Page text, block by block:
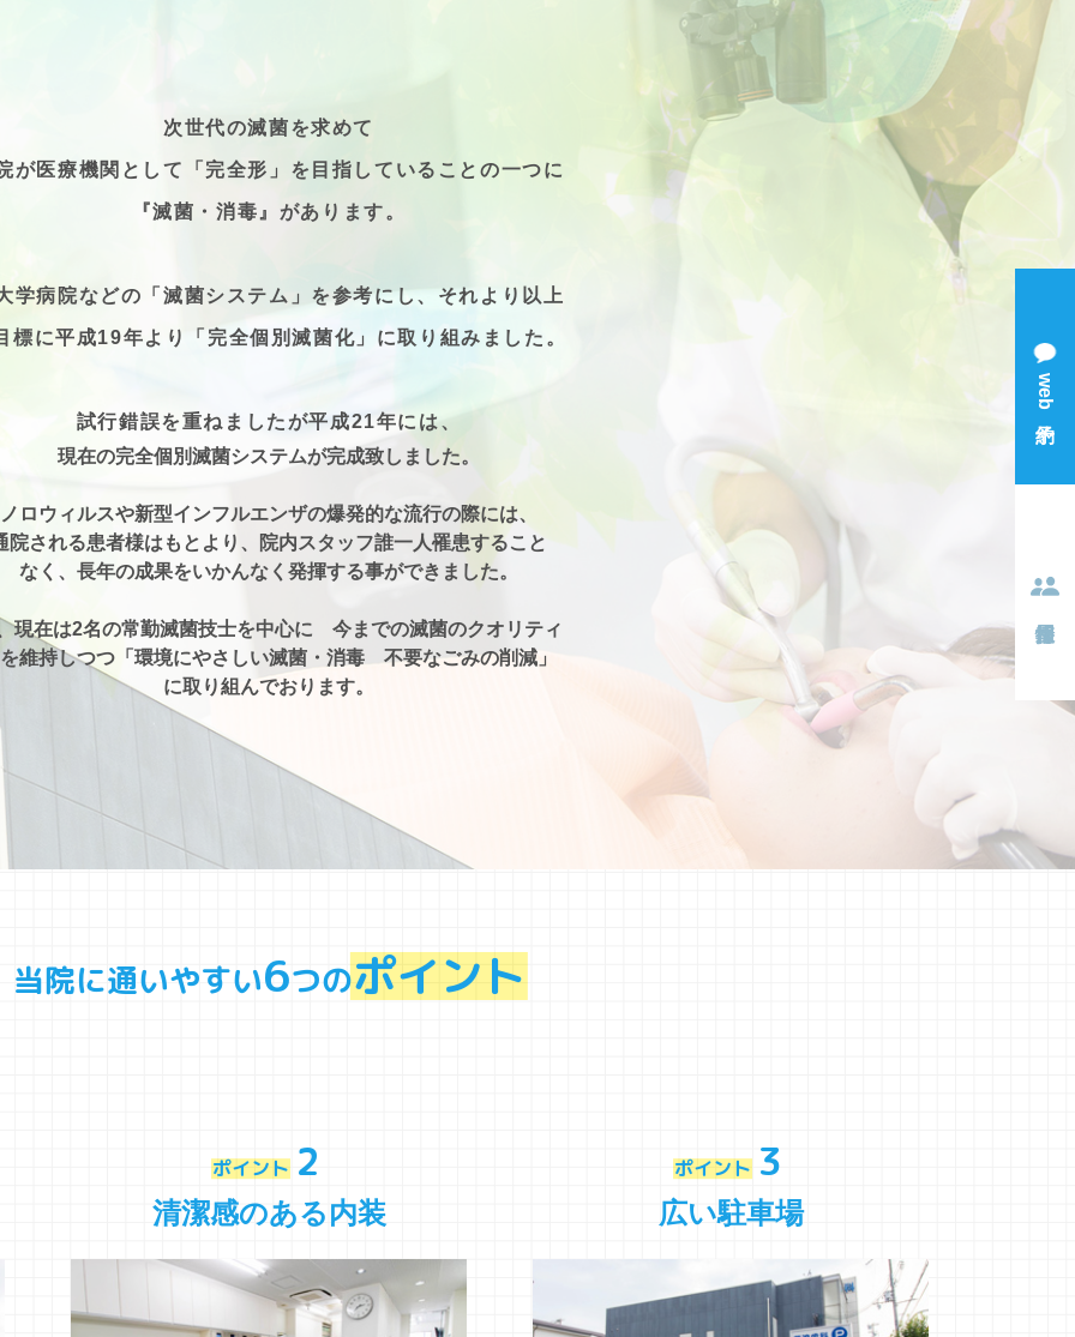
次世代の滅菌を求めて
が医療機関として「完全形」を目指していることの一つに
『滅菌・消毒』があります。
学病院などの「滅菌システム」を参考にし、それより以上
標に平成19年より「完全個別滅菌化」に取り組みました。
試行錯誤を重ねましたが平成21年には、
現在の完全個別滅菌システムが完成致しました。
ノロウィルスや新型インフルエンザの爆発的な流行の際には、
院される患者様はもとより、院内スタッフ誰一人罹患すること
なく、長年の成果をいかんなく発揮する事ができました。
現在は2名の常勤滅菌技士を中心に 今までの滅菌のクオリティ
維持しつつ「環境にやさしい滅菌・消毒 不要なごみの削減」
に取り組んでおります。
当院に通いやすい6つのポイント
ポイント 2
清潔感のある内装
ポイント 3
広い駐車場
web予約